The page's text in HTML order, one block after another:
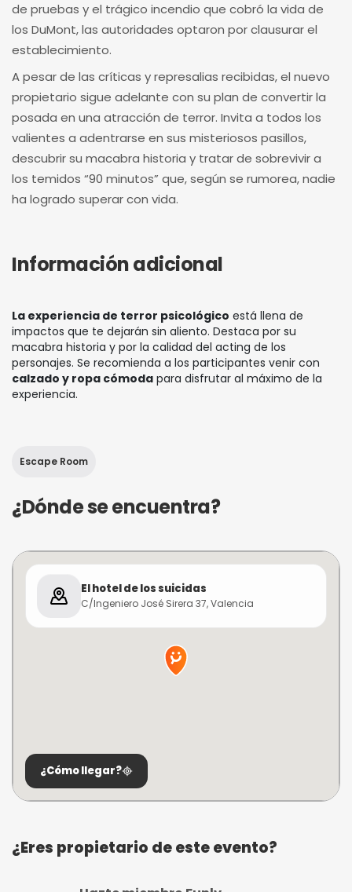
de pruebas y el trágico incendio que cobró la vida de
los DuMont, las autoridades optaron por clausurar el
establecimiento.
A pesar de las críticas y represalias recibidas, el nuevo
propietario sigue adelante con su plan de convertir la
posada en una atracción de terror. Invita a todos los
valientes a adentrarse en sus misteriosos pasillos,
descubrir su macabra historia y tratar de sobrevivir a
los temidos “90 minutos” que, según se rumorea, nadie
ha logrado superar con vida.
Información adicional
La experiencia de terror psicológico está llena de
impactos que te dejarán sin aliento. Destaca por su
macabra historia y por la calidad del acting de los
personajes. Se recomienda a los participantes venir con
calzado y ropa cómoda para disfrutar al máximo de la
experiencia.
Escape Room
¿Dónde se encuentra?
El hotel de los suicidas
C/Ingeniero José Sirera 37, Valencia
¿Cómo llegar?
¿Eres propietario de este evento?